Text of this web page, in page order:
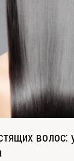
волос: